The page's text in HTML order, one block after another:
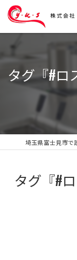
タグ『#ロ
タグ『#